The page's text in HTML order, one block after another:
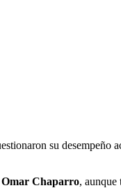
su desempeño
Omar Chaparro, aunque